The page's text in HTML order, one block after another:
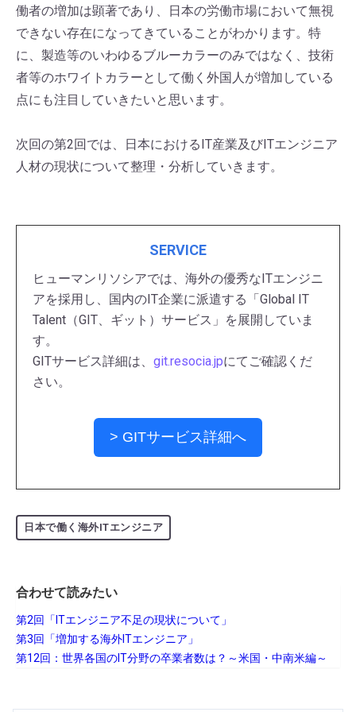
働者の増加は顕著であり、日本の労働市場において無視
できない存在になってきていることがわかります。特
に、製造等のいわゆるブルーカラーのみではなく、技術
者等のホワイトカラーとして働く外国人が増加している
点にも注目していきたいと思います。
次回の第2回では、日本におけるIT産業及びITエンジニア
人材の現状について整理・分析していきます。
SERVICE
ヒューマンリソシアでは、海外の優秀なITエンジニ
アを採用し、国内のIT企業に派遣する「Global IT
Talent（GIT、ギット）サービス」を展開していま
す。
GITサービス詳細は、 git.resocia.jpにてご確認くだ
さい。
> GITサービス詳細へ
日本で働く海外ITエンジニア
合わせて読みたい
第2回「ITエンジニア不足の現状について」
第3回「増加する海外ITエンジニア」
第12回：世界各国のIT分野の卒業者数は？～米国・中南米編～